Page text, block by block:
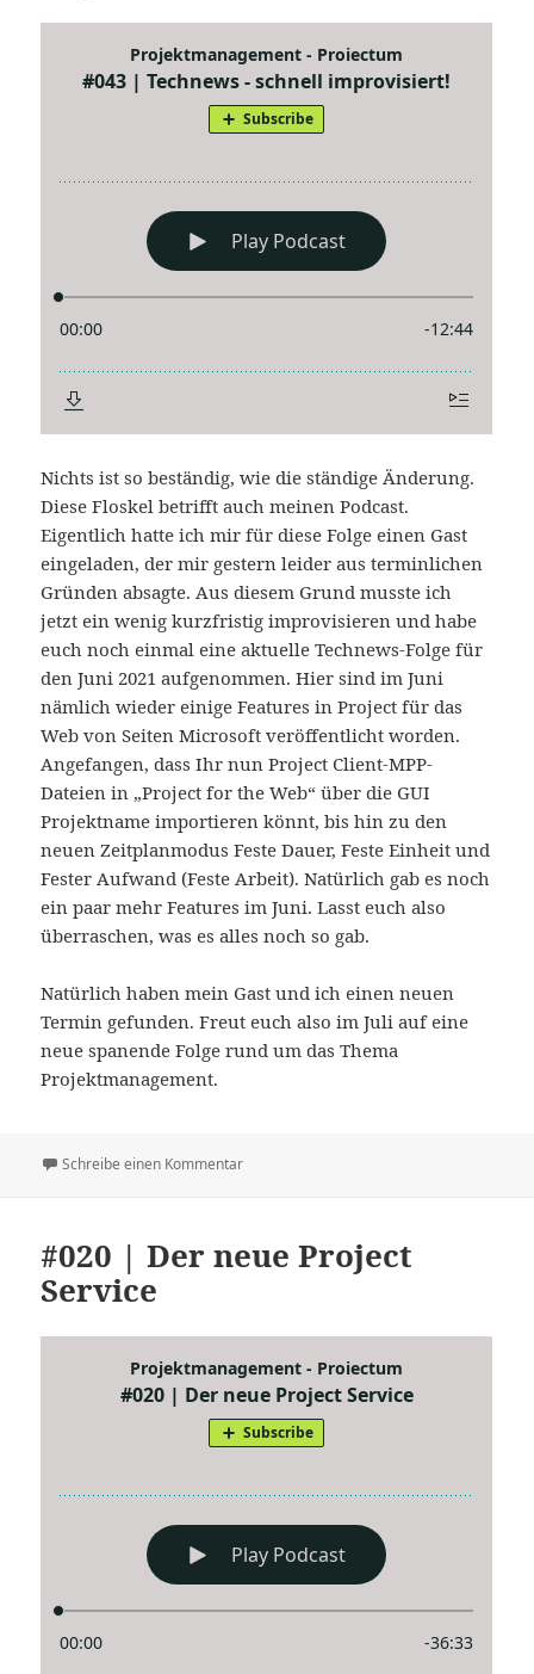
Nichts ist so beständig, wie die ständige Änderung.
Diese Floskel betrifft auch meinen Podcast.
Eigentlich hatte ich mir für diese Folge einen Gast
eingeladen, der mir gestern leider aus terminlichen
Gründen absagte. Aus diesem Grund musste ich
jetzt ein wenig kurzfristig improvisieren und habe
euch noch einmal eine aktuelle Technews-Folge für
den Juni 2021 aufgenommen. Hier sind im Juni
nämlich wieder einige Features in Project für das
Web von Seiten Microsoft veröffentlicht worden.
Angefangen, dass Ihr nun Project Client-MPP-
Dateien in „Project for the Web“ über die GUI
Projektname importieren könnt, bis hin zu den
neuen Zeitplanmodus Feste Dauer, Feste Einheit und
Fester Aufwand (Feste Arbeit). Natürlich gab es noch
ein paar mehr Features im Juni. Lasst euch also
überraschen, was es alles noch so gab.
Natürlich haben mein Gast und ich einen neuen
Termin gefunden. Freut euch also im Juli auf eine
neue spanende Folge rund um das Thema
Projektmanagement.
Schreibe einen Kommentarzu #043 | Technews – schnell improvisiert!
#020 | Der neue Project
Service